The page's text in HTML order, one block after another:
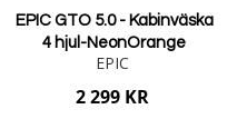
EPIC GTO 5.0 - Kabinväska
4 hjul-NeonOrange
EPIC
2 299 KR